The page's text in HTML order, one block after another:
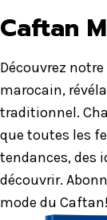
Caftan
Découvrez
marocain,
traditionnel.
que toutes les
tendances, des
découvrir.
mode du Caftan!